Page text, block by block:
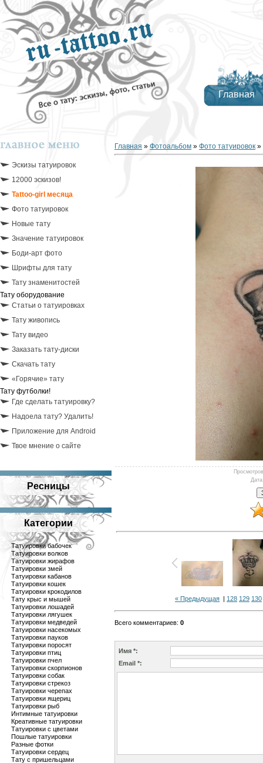
Главная
Эскизы татуировок
12000 эскизов!
Tattoo-girl месяца
Фото татуировок
Новые тату
Значение татуировок
Боди-арт фото
Шрифты для тату
Тату знаменитостей
Тату оборудование
Статьи о татуировках
Тату живопись
Тату видео
Заказать тату-диски
Скачать тату
«Горячие» тату
Тату футболки!
Где сделать татуировку?
Надоела тату? Удалить!
Приложение для Android
Твое мнение о сайте
Ресницы
Категории
Татуировки бабочек
Татуировки волков
Татуировки жирафов
Татуировки змей
Татуировки кабанов
Татуировки кошек
Татуировки крокодилов
Тату крыс и мышей
Татуировки лошадей
Татуировки лягушек
Татуировки медведей
Татуировки насекомых
Татуировки пауков
Татуировки поросят
Татуировки птиц
Татуировки пчел
Татуировки скорпионов
Татуировки собак
Татуировки стрекоз
Татуировки черепах
Татуировки ящериц
Татуировки рыб
Интимные татуировки
Креативные татуировки
Татуировки с цветами
Пошлые татуировки
Разные фотки
Татуировки сердец
Тату с пришельцами
Главная » Фотоальбом » Фото татуировок »
Просмотров
Дата
« Предыдущая | 128 129 130
Всего комментариев: 0
Имя *:
Email *: